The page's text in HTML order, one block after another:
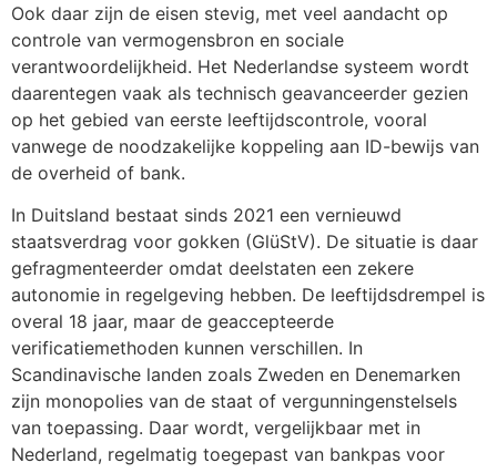
Ook daar zijn de eisen stevig, met veel aandacht op
controle van vermogensbron en sociale
verantwoordelijkheid. Het Nederlandse systeem wordt
daarentegen vaak als technisch geavanceerder gezien
op het gebied van eerste leeftijdscontrole, vooral
vanwege de noodzakelijke koppeling aan ID-bewijs van
de overheid of bank.
In Duitsland bestaat sinds 2021 een vernieuwd
staatsverdrag voor gokken (GlüStV). De situatie is daar
gefragmenteerder omdat deelstaten een zekere
autonomie in regelgeving hebben. De leeftijdsdrempel is
overal 18 jaar, maar de geaccepteerde
verificatiemethoden kunnen verschillen. In
Scandinavische landen zoals Zweden en Denemarken
zijn monopolies van de staat of vergunningenstelsels
van toepassing. Daar wordt, vergelijkbaar met in
Nederland, regelmatig toegepast van bankpas voor